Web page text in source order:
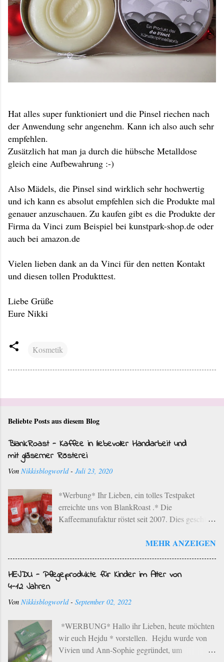
Hat alles super funktioniert und die Pinsel riechen nach
der Anwendung sehr angenehm. Kann ich also auch sehr
empfehlen.
Zusätzlich hat man ja durch die hübsche Metalldose
gleich eine Aufbewahrung :-)
Also Mädels, die Pinsel sind wirklich sehr hochwertig
und ich kann es absolut empfehlen sich die Produkte mal
genauer anzuschauen. Zu kaufen gibt es die Produkte der
Firma da Vinci zum Beispiel bei kunstpark-shop.de oder
auch bei amazon.de
Vielen lieben dank an da Vinci für den netten Kontakt
und diesen tollen Produkttest.
Liebe Grüße
Eure Nikki
Kosmetik
Beliebte Posts aus diesem Blog
BlankRoast - Kaffee in liebevoller Handarbeit und
mit gläserner Rösterei
Von Nikkisblogworld - Juli 23, 2020
*Werbung* Ihr Lieben, ein tolles Testpaket
erreichte uns von BlankRoast .* Die
Kaffeemanufaktur röstet seit 2007. Dies geschieht
Provenienzen der besten Anbaugebiete der Erde
einem schonenden Langzeit-Röstverfahren unter
geröstet werden. Die Kaffeemanufaktur hat ihren
Aromen der jeweiligen Bohnen werden in
liebevoller Handarbeit herausgearbeitet. Der
Familienbetrieb betreibt eine sortenreine Röstung
MEHR ANZEIGEN
HEJDU - Pflegeprodukte für Kinder im Alter von
4-12 Jahren
Von Nikkisblogworld - September 02, 2022
*WERBUNG* Hallo ihr Lieben, heute möchten
wir euch Hejdu * vorstellen. Hejdu wurde von
Vivien und Ann-Sophie gegründet, um